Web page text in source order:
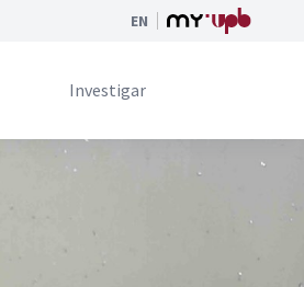
EN
Investigar